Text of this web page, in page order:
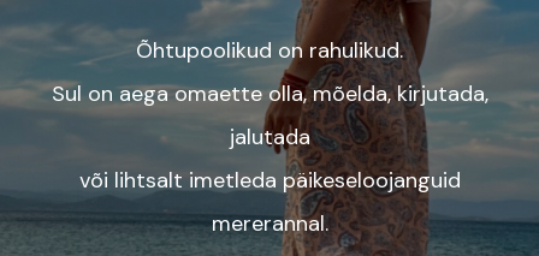
Õhtupoolikud on rahulikud.
Sul on aega omaette olla, mõelda, kirjutada,
jalutada
või lihtsalt imetleda päikeseloojanguid
mererannal.